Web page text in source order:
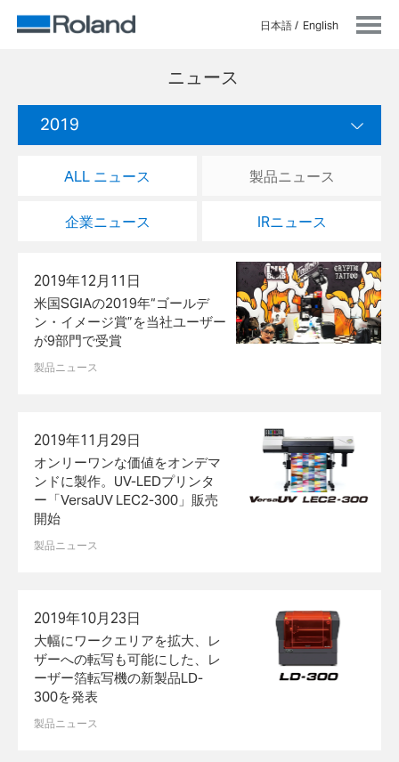
日本語 English
ニュース
2019
ALL ニュース 製品ニュース
企業ニュース IRニュース
2019年12月11日
米国SGIAの2019年“ゴールデ
ン・イメージ賞”を当社ユーザー
が9部門で受賞
製品ニュース
2019年11月29日
オンリーワンな価値をオンデマ
ンドに製作。UV-LEDプリンタ
ー「VersaUV LEC2-300」販売
開始
製品ニュース
2019年10月23日
大幅にワークエリアを拡大、レ
ザーへの転写も可能にした、レ
ーザー箔転写機の新製品LD-
300を発表
製品ニュース